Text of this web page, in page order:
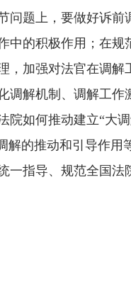
题上，要做好诉
的积极作用；在规
加强对法官在调
解机制、调解工
如何推动建立“大
的推动和引导作
指导、规范全国法